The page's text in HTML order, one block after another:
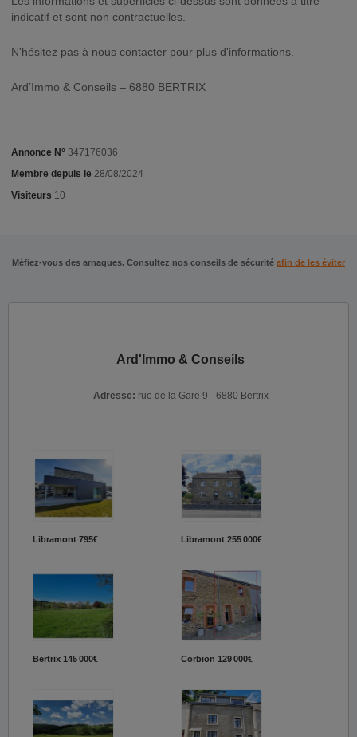
indicatif et sont non contractuelles.
N'hésitez pas à nous contacter pour plus d'informations.
Ard’Immo & Conseils – 6880 BERTRIX
Annonce N° 347176036
Membre depuis le 28/08/2024
Visiteurs 10
Méfiez-vous des arnaques. Consultez nos conseils de sécurité afin de les éviter
Ard'Immo & Conseils
Adresse: rue de la Gare 9 - 6880 Bertrix
Libramont 795€ Libramont 255 000€
Bertrix 145 000€ Corbion 129 000€